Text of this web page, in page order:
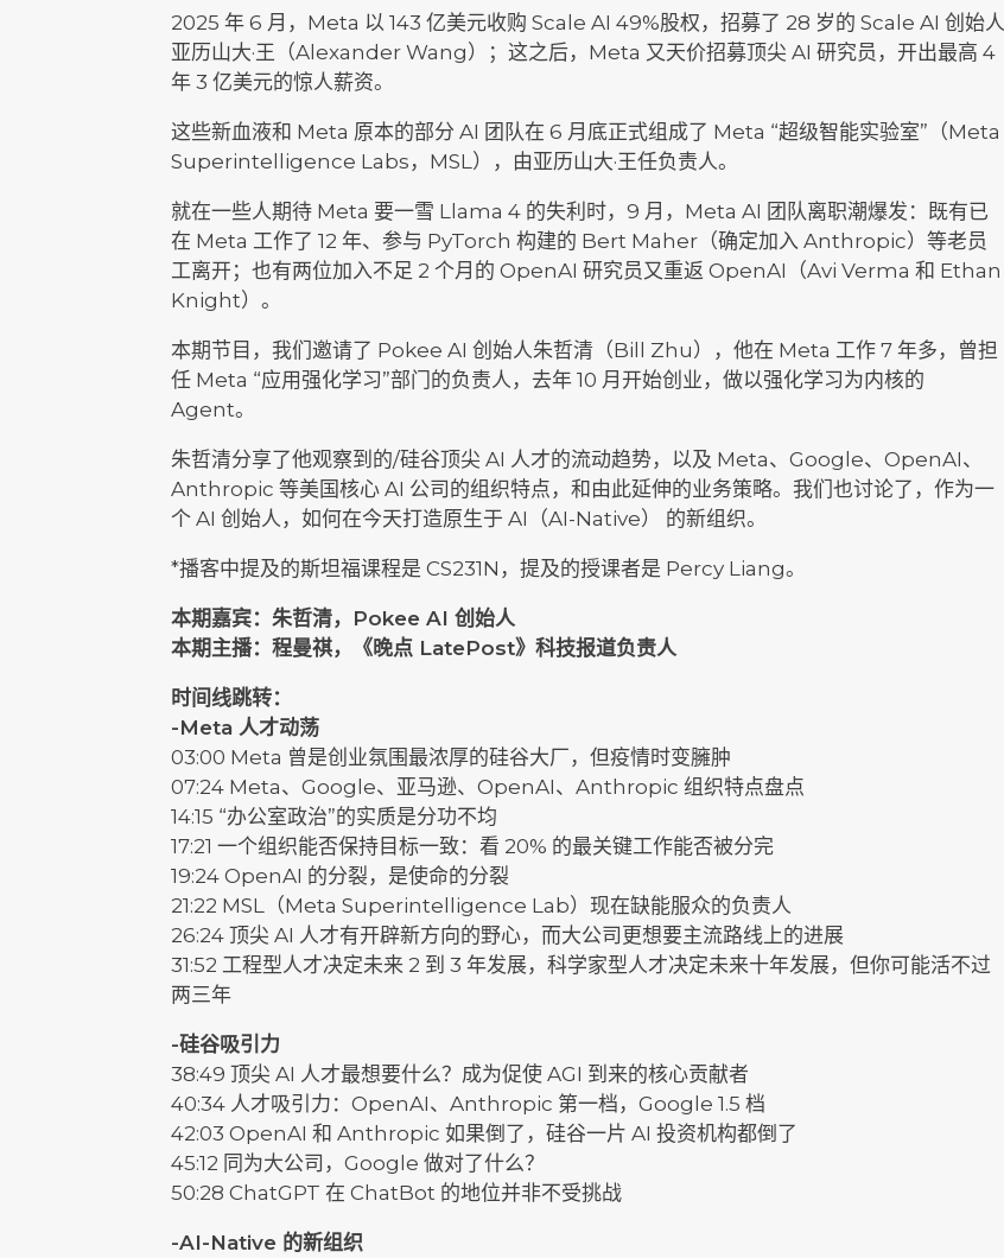
2025 年 6 月，Meta 以 143 亿美元收购 Scale AI 49%股权，招募了 28 岁的 Scale AI 创始人
亚历山大·王（Alexander Wang）；这之后，Meta 又天价招募顶尖 AI 研究员，开出最高 4
年 3 亿美元的惊人薪资。
这些新血液和 Meta 原本的部分 AI 团队在 6 月底正式组成了 Meta “超级智能实验室”（Meta
Superintelligence Labs，MSL），由亚历山大·王任负责人。
就在一些人期待 Meta 要一雪 Llama 4 的失利时，9 月，Meta AI 团队离职潮爆发：既有已
在 Meta 工作了 12 年、参与 PyTorch 构建的 Bert Maher（确定加入 Anthropic）等老员
工离开；也有两位加入不足 2 个月的 OpenAI 研究员又重返 OpenAI（Avi Verma 和 Ethan
Knight）。
本期节目，我们邀请了 Pokee AI 创始人朱哲清（Bill Zhu），他在 Meta 工作 7 年多，曾担
任 Meta “应用强化学习”部门的负责人，去年 10 月开始创业，做以强化学习为内核的
Agent。
朱哲清分享了他观察到的/硅谷顶尖 AI 人才的流动趋势，以及 Meta、Google、OpenAI、
Anthropic 等美国核心 AI 公司的组织特点，和由此延伸的业务策略。我们也讨论了，作为一
个 AI 创始人，如何在今天打造原生于 AI（AI-Native） 的新组织。
*播客中提及的斯坦福课程是 CS231N，提及的授课者是 Percy Liang。
本期嘉宾：朱哲清，Pokee AI 创始人
本期主播：程曼祺，《晚点 LatePost》科技报道负责人
时间线跳转：
-Meta 人才动荡
03:00 Meta 曾是创业氛围最浓厚的硅谷大厂，但疫情时变臃肿
07:24 Meta、Google、亚马逊、OpenAI、Anthropic 组织特点盘点
14:15 “办公室政治”的实质是分功不均
17:21 一个组织能否保持目标一致：看 20% 的最关键工作能否被分完
19:24 OpenAI 的分裂，是使命的分裂
21:22 MSL（Meta Superintelligence Lab）现在缺能服众的负责人
26:24 顶尖 AI 人才有开辟新方向的野心，而大公司更想要主流路线上的进展
31:52 工程型人才决定未来 2 到 3 年发展，科学家型人才决定未来十年发展，但你可能活不过
两三年
-硅谷吸引力
38:49 顶尖 AI 人才最想要什么？成为促使 AGI 到来的核心贡献者
40:34 人才吸引力：OpenAI、Anthropic 第一档，Google 1.5 档
42:03 OpenAI 和 Anthropic 如果倒了，硅谷一片 AI 投资机构都倒了
45:12 同为大公司，Google 做对了什么？
50:28 ChatGPT 在 ChatBot 的地位并非不受挑战
-AI-Native 的新组织